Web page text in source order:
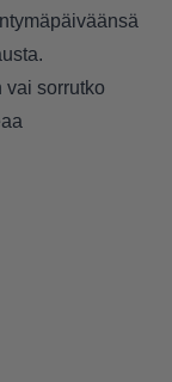
vai sorrutko